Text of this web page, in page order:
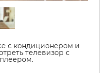
с кондиционером и
телевизор с